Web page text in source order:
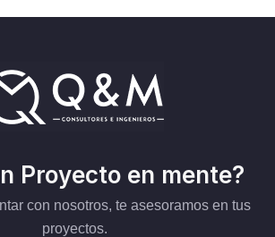
Proyecto en mente?
con nosotros, te asesoramos en tus
proyectos.